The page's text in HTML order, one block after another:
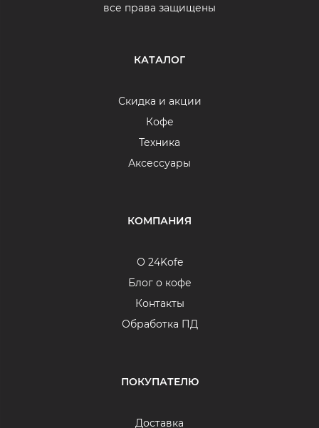
все права защищены
КАТАЛОГ
Скидка и акции
Кофе
Техника
Аксессуары
КОМПАНИЯ
О 24Kofe
Блог о кофе
Контакты
Обработка ПД
ПОКУПАТЕЛЮ
Доставка